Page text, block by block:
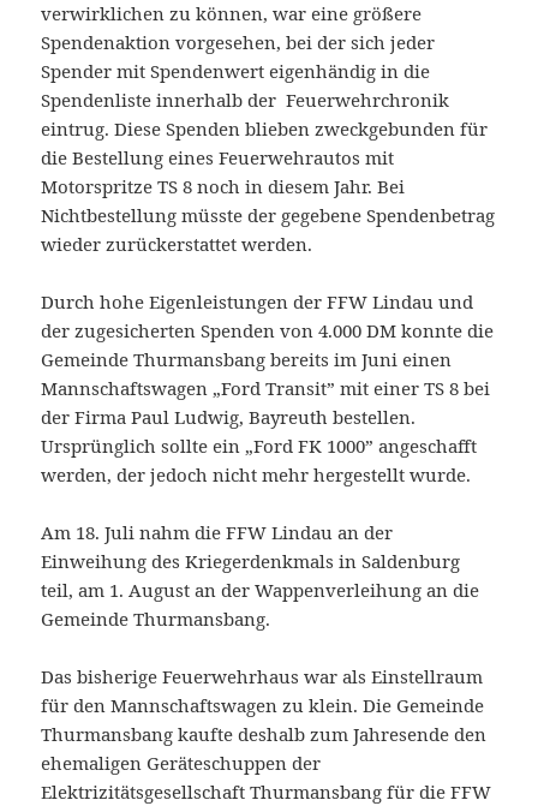
verwirklichen zu können, war eine größere
Spendenaktion vorgesehen, bei der sich jeder
Spender mit Spendenwert eigenhändig in die
Spendenliste innerhalb der Feuerwehrchronik
eintrug. Diese Spenden blieben zweckgebunden für
die Bestellung eines Feuerwehrautos mit
Motorspritze TS 8 noch in diesem Jahr. Bei
Nichtbestellung müsste der gegebene Spendenbetrag
wieder zurückerstattet werden.
Durch hohe Eigenleistungen der FFW Lindau und
der zugesicherten Spenden von 4.000 DM konnte die
Gemeinde Thurmansbang bereits im Juni einen
Mannschaftswagen „Ford Transit” mit einer TS 8 bei
der Firma Paul Ludwig, Bayreuth bestellen.
Ursprünglich sollte ein „Ford FK 1000” angeschafft
werden, der jedoch nicht mehr hergestellt wurde.
Am 18. Juli nahm die FFW Lindau an der
Einweihung des Kriegerdenkmals in Saldenburg
teil, am 1. August an der Wappenverleihung an die
Gemeinde Thurmansbang.
Das bisherige Feuerwehrhaus war als Einstellraum
für den Mannschaftswagen zu klein. Die Gemeinde
Thurmansbang kaufte deshalb zum Jahresende den
ehemaligen Geräteschuppen der
Elektrizitätsgesellschaft Thurmansbang für die FFW